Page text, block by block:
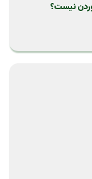
نیست؟